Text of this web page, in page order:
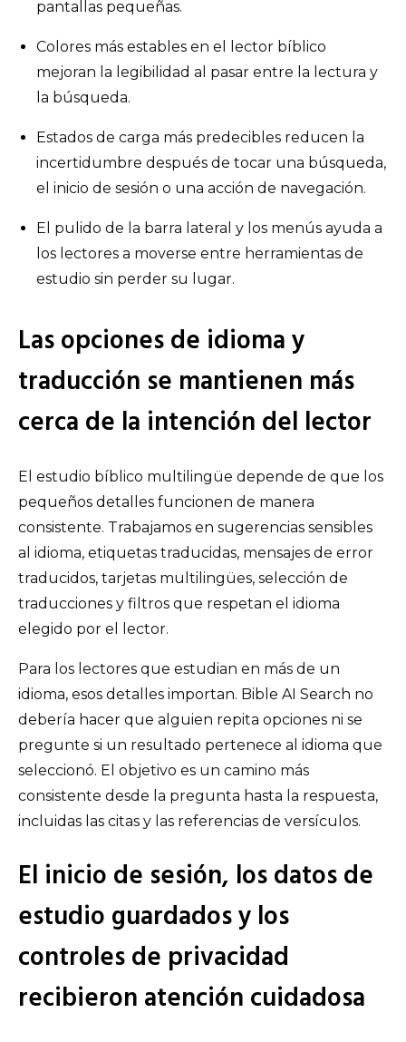
pantallas pequeñas.
Colores más estables en el lector bíblico
mejoran la legibilidad al pasar entre la lectura y
la búsqueda.
Estados de carga más predecibles reducen la
incertidumbre después de tocar una búsqueda,
el inicio de sesión o una acción de navegación.
El pulido de la barra lateral y los menús ayuda a
los lectores a moverse entre herramientas de
estudio sin perder su lugar.
Las opciones de idioma y
traducción se mantienen más
cerca de la intención del lector
El estudio bíblico multilingüe depende de que los
pequeños detalles funcionen de manera
consistente. Trabajamos en sugerencias sensibles
al idioma, etiquetas traducidas, mensajes de error
traducidos, tarjetas multilingües, selección de
traducciones y filtros que respetan el idioma
elegido por el lector.
Para los lectores que estudian en más de un
idioma, esos detalles importan. Bible AI Search no
debería hacer que alguien repita opciones ni se
pregunte si un resultado pertenece al idioma que
seleccionó. El objetivo es un camino más
consistente desde la pregunta hasta la respuesta,
incluidas las citas y las referencias de versículos.
El inicio de sesión, los datos de
estudio guardados y los
controles de privacidad
recibieron atención cuidadosa